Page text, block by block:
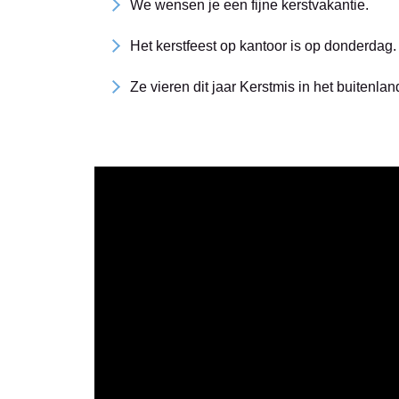
We wensen je een fijne kerstvakantie.
Het kerstfeest op kantoor is op donderdag.
Ze vieren dit jaar Kerstmis in het